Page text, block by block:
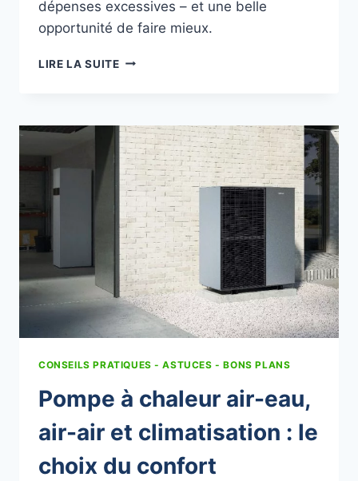
dépenses excessives – et une belle
opportunité de faire mieux.
LIRE LA SUITE ET
DE
CHAUFFAGE
VOUS
COÛTAIT
PLUS
QUE
VOUS
NE
LE
PENSEZ
?
CONSEILS PRATIQUES - ASTUCES - BONS PLANS
Pompe à chaleur air-eau,
air-air et climatisation : le
choix du confort